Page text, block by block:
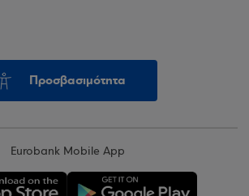
Προσβασιμότητα
Eurobank Mobile App